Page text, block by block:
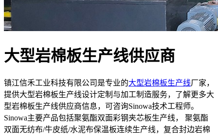
大型岩棉板生产线供应商
镇江信禾工业科技有限公司是专业的大型岩棉板生产线厂家，
提供大型岩棉板生产线设计定制与加工制造服务，了解更多大
型岩棉板生产线供应商信息，可咨询Sinowa技术工程师。
Sinowa主要产品包括聚氨酯双面彩钢夹芯板生产线， 聚氨酯
双面无纺布/牛皮纸/水泥布保温板连续生产线，复合封边岩棉